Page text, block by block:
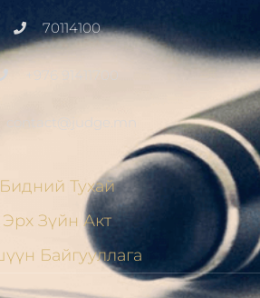
70114100
contact@judge.mn
Бидний Тухай
Эрх Зүйн Акт
Байгууллага